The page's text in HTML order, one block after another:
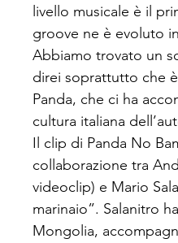
livello musicale è il
groove ne è evoluto
Abbiamo trovato un
direi soprattutto che
Panda, che ci ha
cultura italiana
Il clip di Panda No
collaborazione tra
videoclip) e Mario
marinaio”. Salanitro
Mongolia,